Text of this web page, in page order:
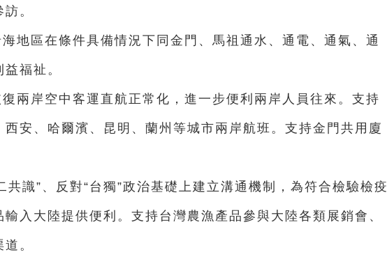
。
地區在條件具備情況下同金門、馬祖通水、通電、通氣、通
福祉。
兩岸空中客運直航正常化，進一步便利兩岸人員往來。支持
安、哈爾濱、昆明、蘭州等城市兩岸航班。支持金門共用廈
共識”、反對“台獨”政治基礎上建立溝通機制，為符合檢驗檢疫
入大陸提供便利。支持台灣農漁產品參與大陸各類展銷會、
。